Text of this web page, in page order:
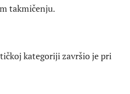
takmičenju.
kategoriji završio je pri